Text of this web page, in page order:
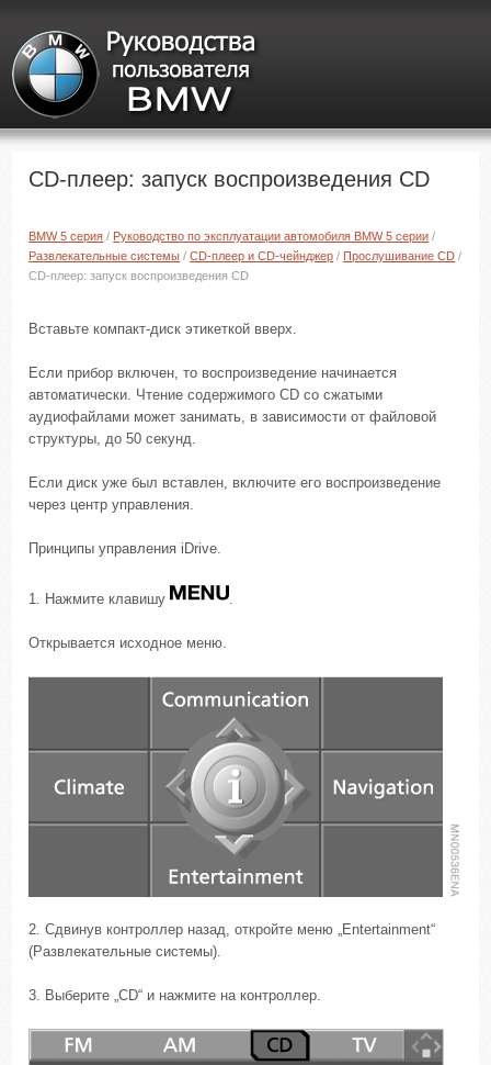
CD-плеер: запуск воспроизведения CD
BMW 5 серия / Руководство по эксплуатации автомобиля BMW 5 серии /
Развлекательные системы /CD-плеер и CD-чейнджер / Прослушивание CD /
CD-плеер: запуск воспроизведения CD
Вставьте компакт-диск этикеткой вверх.
Если прибор включен, то воспроизведение начинается
автоматически. Чтение содержимого CD со сжатыми
аудиофайлами может занимать, в зависимости от файловой
структуры, до 50 секунд.
Если диск уже был вставлен, включите его воспроизведение
через центр управления.
Принципы управления iDrive.
1. Нажмите клавишу .
Открывается исходное меню.
2. Сдвинув контроллер назад, откройте меню „Entertainment“
(Развлекательные системы).
3. Выберите „CD“ и нажмите на контроллер.